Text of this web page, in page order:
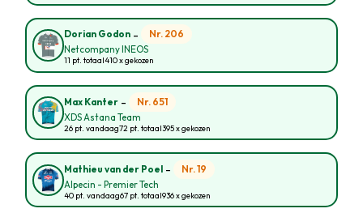
Dorian Godon - Nr. 206
Netcompany INEOS
11 pt. totaal410 x gekozen
Max Kanter - Nr. 651
XDS Astana Team
26 pt. vandaag72 pt. totaal395 x gekozen
Mathieu van der Poel - Nr. 19
Alpecin - Premier Tech
40 pt. vandaag67 pt. totaal936 x gekozen